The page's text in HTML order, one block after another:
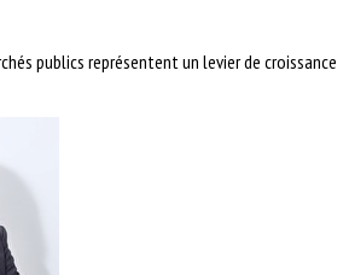
publics représentent un levier de croissance